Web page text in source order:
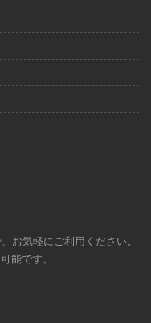
お気軽にご利用ください。
能です。